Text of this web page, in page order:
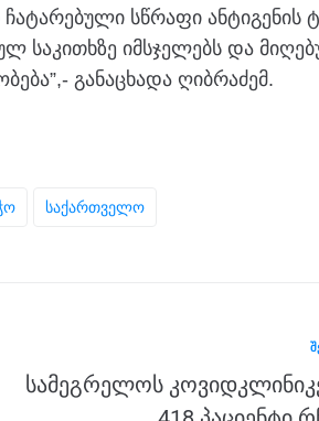
სწრაფი ანტიგენის
საკითხზე იმსჯელებს და
განაცხადა ღიბრაძემ.
Საქართველო
სამეგრელოს